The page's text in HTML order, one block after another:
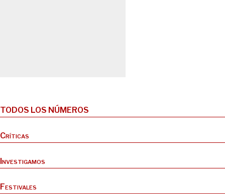
TODOS LOS NÚMEROS
Críticas
Investigamos
Festivales